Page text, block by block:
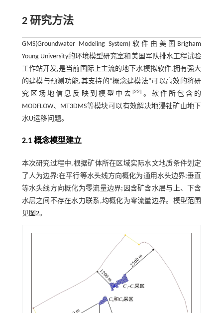
2 研究方法
GMS(Groundwater Modeling System)软件由美国Brigham
Young University的环境模型研究室和美国军队排水工程试验
工作站开发,是当前国际上主流的地下水模拟软件,拥有强大
的建模与预测功能,其支持的“概念建模法”可以高效的将研
究区场地信息反映到模型中去[22] 。软件所包含的
MODFLOW、MT3DMS等模块可以有效解决地浸铀矿山地下
水U运移问题。
2.1 概念模型建立
本次研究过程中,根据矿体所在区域实际水文地质条件划定
了人为边界:在平行等水头线方向概化为通用水头边界;垂直
等水头线方向概化为零流量边界;因含矿含水层与上、下含
水层之间不存在水力联系,均概化为零流量边界。模型范围
见图2。